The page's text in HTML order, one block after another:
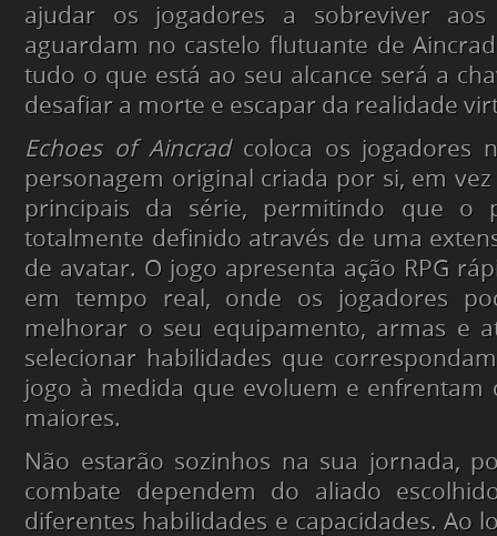
ajudar os jogadores a sobreviver
aguardam no castelo flutuante de
tudo o que está ao seu alcance será a
desafiar a morte e escapar da realidade
Echoes of Aincradcoloca os jogadores
personagem original criada por si, em
principais da série, permitindo que o
totalmente definido através de uma
de avatar. O jogo apresenta ação RPG
em tempo real, onde os jogadores
melhorar o seu equipamento, armas e
selecionar habilidades que
jogo à medida que evoluem e enfrentam
maiores.
Não estarão sozinhos na sua jornada,
combate dependem do aliado
diferentes habilidades e capacidades. Ao